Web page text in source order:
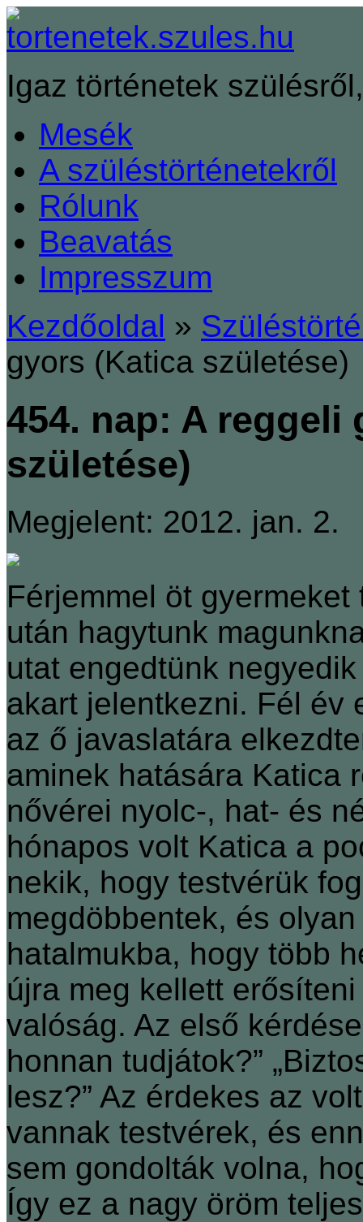
Igaz történetek
Mesék
A szüléstörténetekről
Rólunk
Beavatás
Impresszum
Kezdőoldal »
gyors (Katica születése)
454. nap: A reggeli
születése)
Megjelent: 2012. jan. 2.
Férjemmel öt
után hagytunk
utat engedtünk
akart jelentkezni. Fél év
az ő javaslatára
aminek hatására Katica
nővérei nyolc-, hat- és
hónapos volt Katica a
nekik, hogy testvérük
megdöbbentek, és
hatalmukba, hogy több
újra meg kellett
valóság. Az első
honnan tudjátok?”
lesz?” Az érdekes az
vannak testvérek, és
sem gondolták volna,
Így ez a nagy öröm